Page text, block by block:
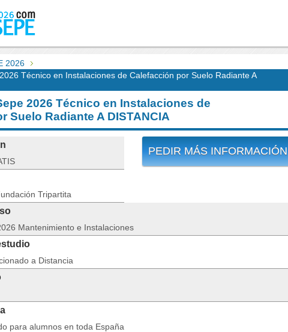
2026
Técnico en Instalaciones de Calefacción por Suelo Radiante A
2026 Técnico en Instalaciones de
Suelo Radiante A DISTANCIA
PEDIR MÁS INFORMACIÓN
Tripartita
Mantenimiento e Instalaciones
a Distancia
para alumnos en toda España